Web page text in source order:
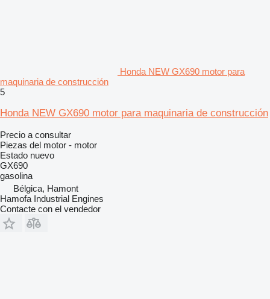
Honda NEW GX690 motor para
maquinaria de construcción
5
Honda NEW GX690 motor para maquinaria de construcción
Precio a consultar
Piezas del motor - motor
Estado nuevo
GX690
gasolina
Bélgica, Hamont
Hamofa Industrial Engines
Contacte con el vendedor